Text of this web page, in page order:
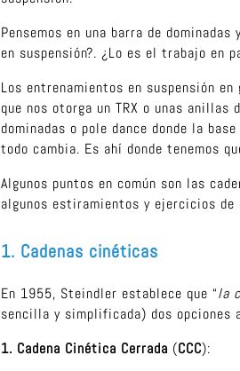
Pensemos en una barra de
en suspensión?. ¿Lo es el trabajo en
Los entrenamientos en suspensión
que nos otorga un TRX o unas
dominadas o pole dance donde la
todo cambia. Es ahí donde tenemos
Algunos puntos en común son las
algunos estiramientos y ejercicios de
1. Cadenas cinéticas
En 1955, Steindler establece que “la
sencilla y simplificada) dos opciones
1. Cadena Cinética Cerrada (CCC):